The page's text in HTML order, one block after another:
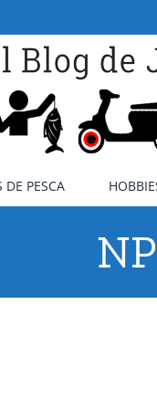
DE PESCA